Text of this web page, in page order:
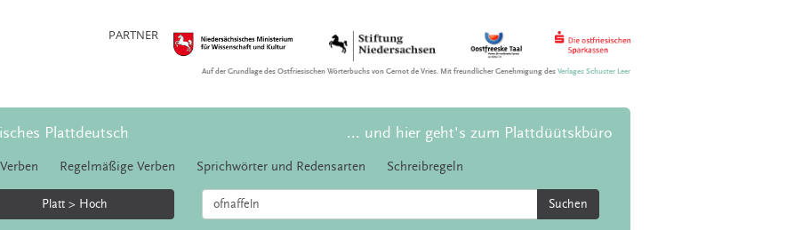
PARTNER
Auf der Grundlage des Ostfriesischen Wörterbuchs von Gernot de Vries. Mit freundlicher Genehmigung desVerlages Schuster Leer
Plattdeutsch ... und hier geht's zum Plattdüütskbüro
Regelmäßige Verben Sprichwörter und Redensarten Schreibregeln
Platt > Hoch Suchen